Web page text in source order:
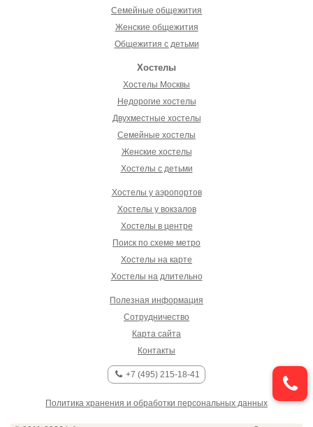
Семейные общежития
Женские общежития
Общежития с детьми
Хостелы
Хостелы Москвы
Недорогие хостелы
Двухместные хостелы
Семейные хостелы
Женские хостелы
Хостелы с детьми
Хостелы у аэропортов
Хостелы у вокзалов
Хостелы в центре
Поиск по схеме метро
Хостелы на карте
Хостелы на длительно
Полезная информация
Сотрудничество
Карта сайта
Контакты
+7 (495) 215-18-41
Политика хранения и обработки персональных данных